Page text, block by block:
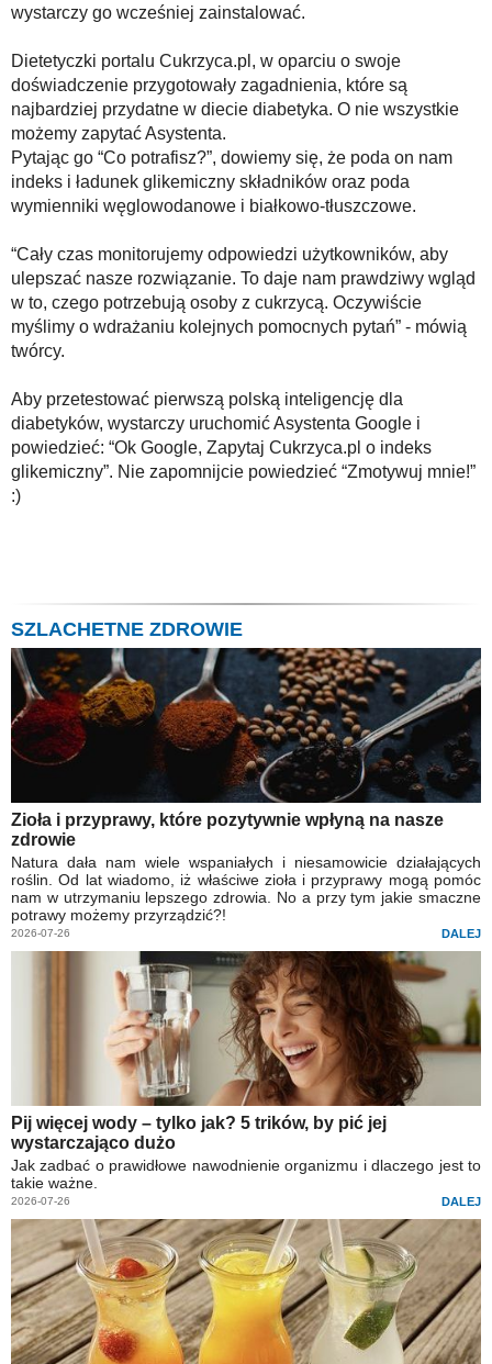
wystarczy go wcześniej zainstalować.
Dietetyczki portalu Cukrzyca.pl, w oparciu o swoje
doświadczenie przygotowały zagadnienia, które są
najbardziej przydatne w diecie diabetyka. O nie wszystkie
możemy zapytać Asystenta.
Pytając go “Co potrafisz?”, dowiemy się, że poda on nam
indeks i ładunek glikemiczny składników oraz poda
wymienniki węglowodanowe i białkowo-tłuszczowe.
“Cały czas monitorujemy odpowiedzi użytkowników, aby
ulepszać nasze rozwiązanie. To daje nam prawdziwy wgląd
w to, czego potrzebują osoby z cukrzycą. Oczywiście
myślimy o wdrażaniu kolejnych pomocnych pytań” - mówią
twórcy.
Aby przetestować pierwszą polską inteligencję dla
diabetyków, wystarczy uruchomić Asystenta Google i
powiedzieć: “Ok Google, Zapytaj Cukrzyca.pl o indeks
glikemiczny”. Nie zapomnijcie powiedzieć “Zmotywuj mnie!”
:)
SZLACHETNE ZDROWIE
Zioła i przyprawy, które pozytywnie wpłyną na nasze
zdrowie
Natura dała nam wiele wspaniałych i niesamowicie działających
roślin. Od lat wiadomo, iż właściwe zioła i przyprawy mogą pomóc
nam w utrzymaniu lepszego zdrowia. No a przy tym jakie smaczne
potrawy możemy przyrządzić?!
2026-07-26 DALEJ
Pij więcej wody – tylko jak? 5 trików, by pić jej
wystarczająco dużo
Jak zadbać o prawidłowe nawodnienie organizmu i dlaczego jest to
takie ważne.
2026-07-26 DALEJ